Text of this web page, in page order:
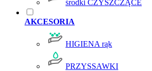
środki CZYSZCZĄCE
AKCESORIA
HIGIENA rąk
PRZYSSAWKI